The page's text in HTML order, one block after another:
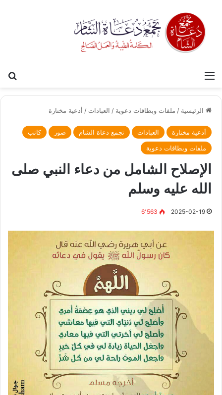
القائمة
الرئيسية / ملفات وبطاقات دعوية / العبادات / أدعية مختارة
أدعية مختارة العبادات تجمع دعاة الشام صور
كاتب
ملفات وبطاقات دعوية
الإصلاح الشامل من دعاء النبي صلى
الله عليه وسلم
2025-02-19 6٬563